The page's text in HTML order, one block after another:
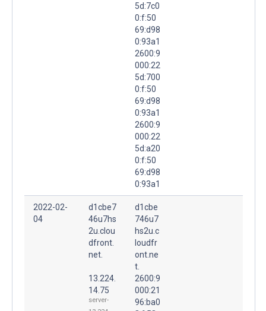
5d:7c0
0:f:50
69:d98
0:93a1
2600:9
000:22
5d:700
0:f:50
69:d98
0:93a1
2600:9
000:22
5d:a20
0:f:50
69:d98
0:93a1
2022-02-
04
d1cbe7
46u7hs
2u.clou
dfront.
net.
13.224.
14.75
server-
d1cbe
746u7
hs2u.c
loudfr
ont.ne
t.
2600:9
000:21
96:ba0